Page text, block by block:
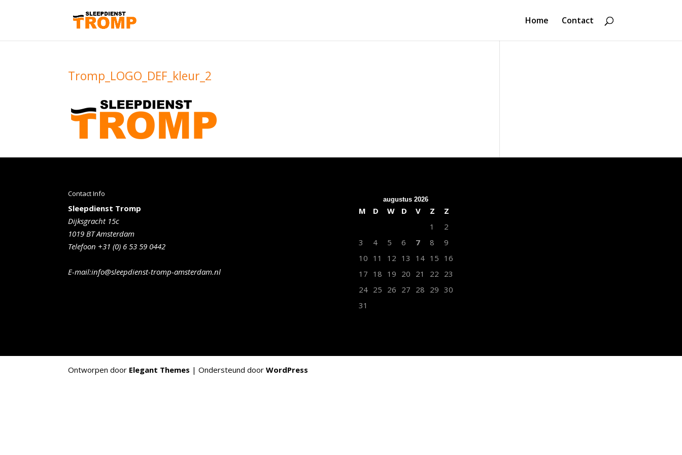
Home Contact
Tromp_LOGO_DEF_kleur_2
Contact Info
Sleepdienst Tromp
Dijksgracht 15c
1019 BT Amsterdam
Telefoon +31 (0) 6 53 59 0442
E-mail:info@sleepdienst-tromp-amsterdam.nl
augustus 2026
M D W D V Z
Z
1
2
3
4 5 6 7 8
9
10 11 12 13 14 15 16
17 18 19 20 21 22 23
24 25 26 27 28 29 30
31
Ontworpen door Elegant Themes | Ondersteund doorWordPress